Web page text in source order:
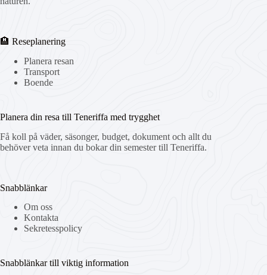
🏨 Reseplanering
Planera resan
Transport
Boende
Planera din resa till Teneriffa med trygghet
Få koll på väder, säsonger, budget, dokument och allt du
behöver veta innan du bokar din semester till Teneriffa.
Snabblänkar
Om oss
Kontakta
Sekretesspolicy
Snabblänkar till viktig information